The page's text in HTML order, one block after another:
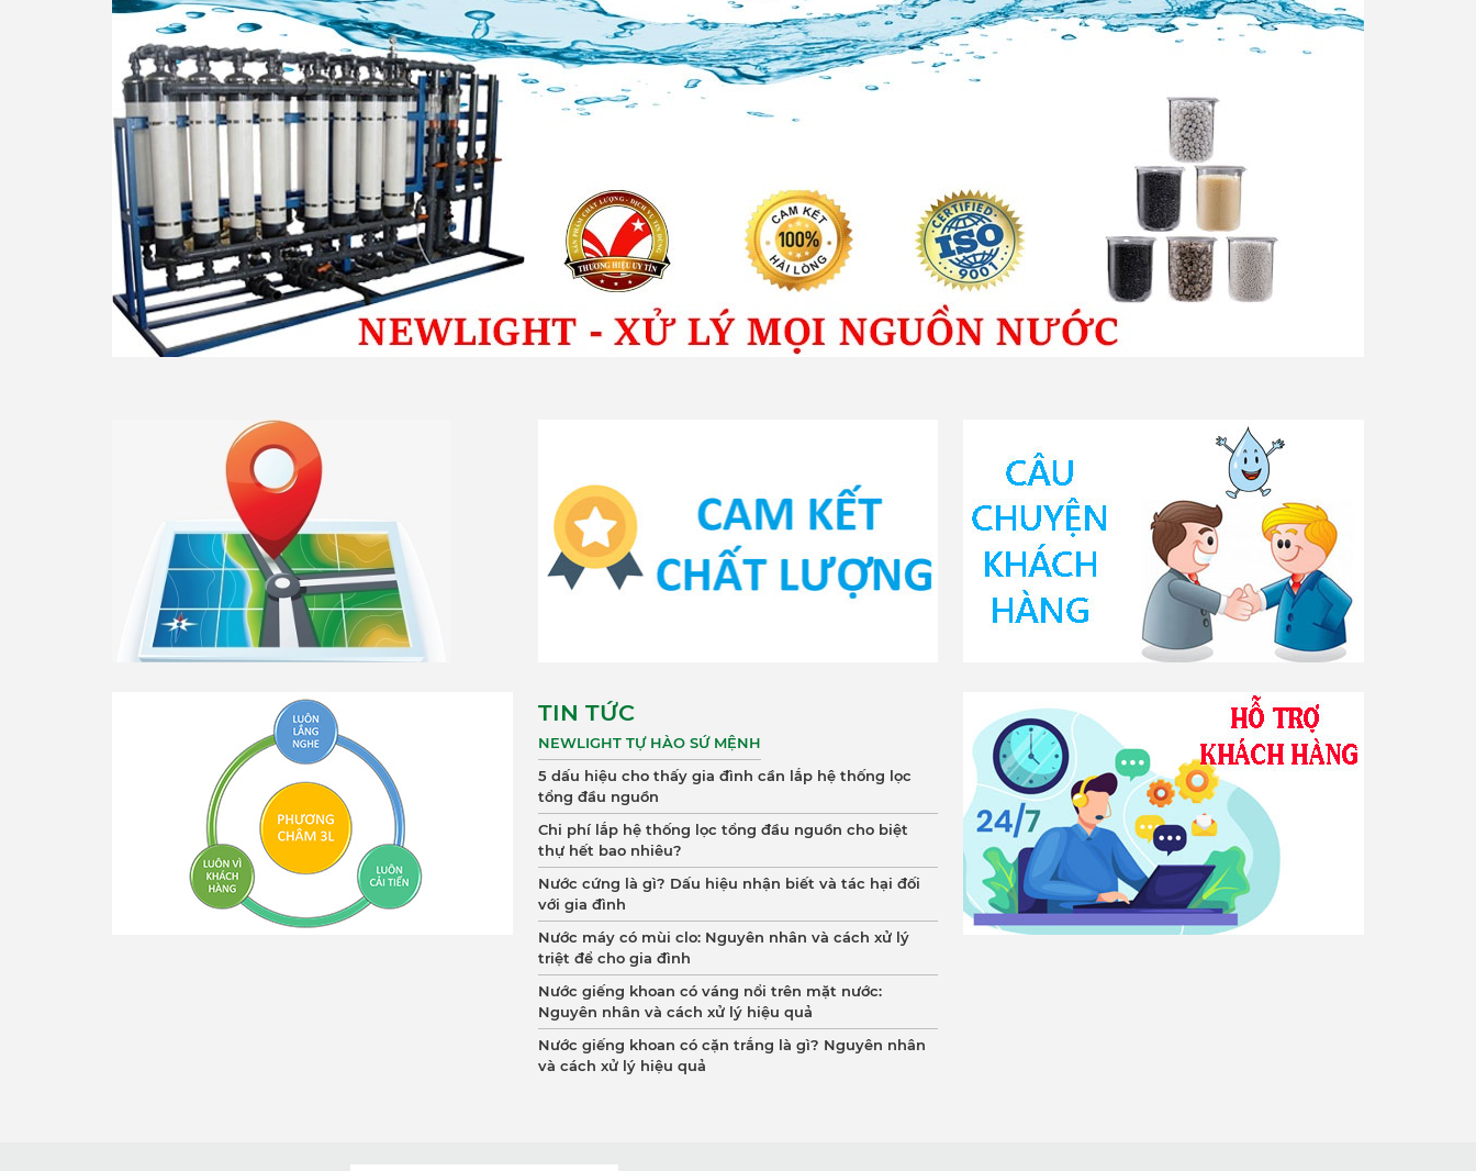
TIN TỨC
NEWLIGHT TỰ HÀO SỨ MỆNH
5 dấu hiệu cho thấy gia đình cần lắp hệ thống lọc
tổng đầu nguồn
Chi phí lắp hệ thống lọc tổng đầu nguồn cho biệt
thự hết bao nhiêu?
Nước cứng là gì? Dấu hiệu nhận biết và tác hại đối
với gia đình
Nước máy có mùi clo: Nguyên nhân và cách xử lý
triệt để cho gia đình
Nước giếng khoan có váng nổi trên mặt nước:
Nguyên nhân và cách xử lý hiệu quả
Nước giếng khoan có cặn trắng là gì? Nguyên nhân
và cách xử lý hiệu quả